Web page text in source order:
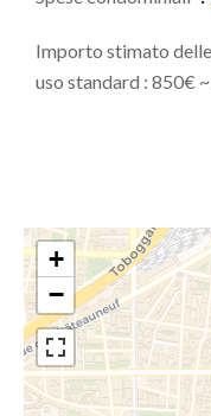
Importo stimato delle
uso standard : 850€
+
−